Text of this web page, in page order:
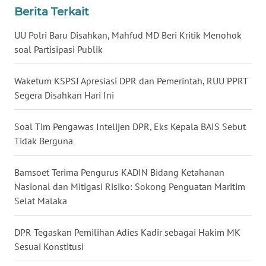
Berita Terkait
UU Polri Baru Disahkan, Mahfud MD Beri Kritik Menohok
soal Partisipasi Publik
Waketum KSPSI Apresiasi DPR dan Pemerintah, RUU PPRT
Segera Disahkan Hari Ini
Soal Tim Pengawas Intelijen DPR, Eks Kepala BAIS Sebut
Tidak Berguna
Bamsoet Terima Pengurus KADIN Bidang Ketahanan
Nasional dan Mitigasi Risiko: Sokong Penguatan Maritim
Selat Malaka
DPR Tegaskan Pemilihan Adies Kadir sebagai Hakim MK
Sesuai Konstitusi
WN
BABEL
WN
WN
LAMPUNG
WN
JATENG